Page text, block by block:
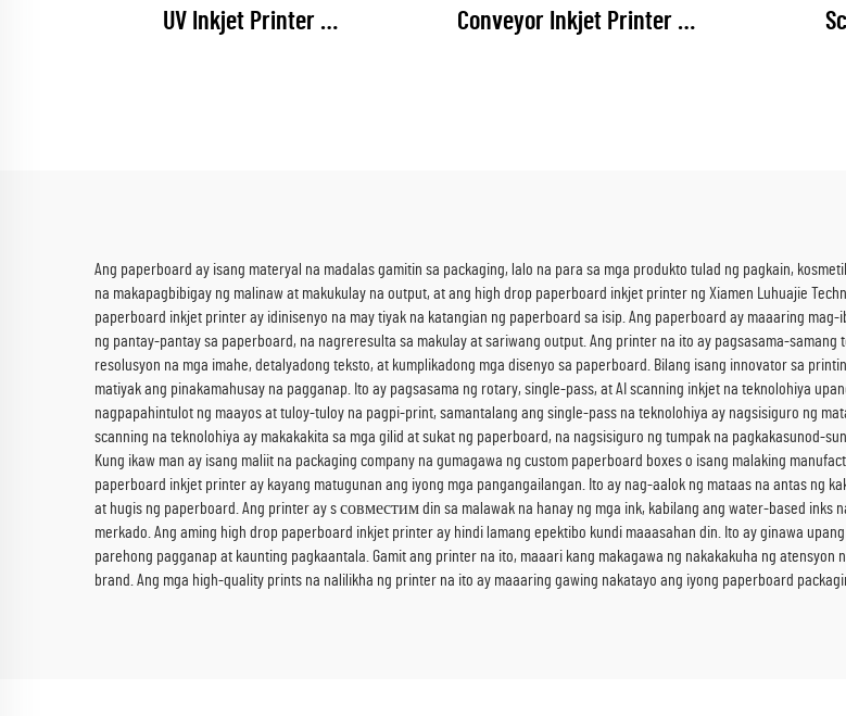
UV Inkjet Printer
Conveyor Inkjet Printer
Ang paperboard ay isang materyal na madalas gamitin sa packaging, lalo na para sa mga produkto tulad ng pagkain,
na makapagbibigay ng malinaw at makukulay na output, at ang high drop paperboard inkjet printer ng Xiamen Luhuajie
paperboard inkjet printer ay idinisenyo na may tiyak na katangian ng paperboard sa isip. Ang paperboard ay maaaring
ng pantay-pantay sa paperboard, na nagreresulta sa makulay at sariwang output. Ang printer na ito ay pagsasama-
resolusyon na mga imahe, detalyadong teksto, at kumplikadong mga disenyo sa paperboard. Bilang isang innovator sa
matiyak ang pinakamahusay na pagganap. Ito ay pagsasama ng rotary, single-pass, at AI scanning inkjet na teknolohiya
nagpapahintulot ng maayos at tuloy-tuloy na pagpi-print, samantalang ang single-pass na teknolohiya ay nagsisiguro ng
scanning na teknolohiya ay makakakita sa mga gilid at sukat ng paperboard, na nagsisiguro ng tumpak na pagkakasunod-
Kung ikaw man ay isang maliit na packaging company na gumagawa ng custom paperboard boxes o isang malaking
paperboard inkjet printer ay kayang matugunan ang iyong mga pangangailangan. Ito ay nag-aalok ng mataas na antas ng
at hugis ng paperboard. Ang printer ay s совместим din sa malawak na hanay ng mga ink, kabilang ang water-based inks
merkado. Ang aming high drop paperboard inkjet printer ay hindi lamang epektibo kundi maaasahan din. Ito ay ginawa
parehong pagganap at kaunting pagkaantala. Gamit ang printer na ito, maaari kang makagawa ng nakakakuha ng
brand. Ang mga high-quality prints na nalilikha ng printer na ito ay maaaring gawing nakatayo ang iyong paperboard